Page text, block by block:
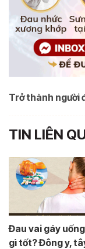
Trở thành người
TIN LIÊN
Đau vai gáy
gì tốt? Đông y,